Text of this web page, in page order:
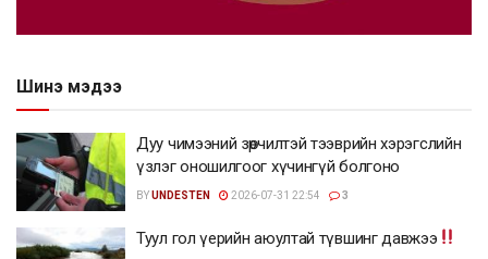
Шинэ мэдээ
Дуу чимээний зөрчилтэй тээврийн хэрэгслийн
үзлэг оношилгоог хүчингүй болгоно
BYUNDESTEN 2026-07-31 22:54 3
Туул гол үерийн аюултай түвшинг давжээ